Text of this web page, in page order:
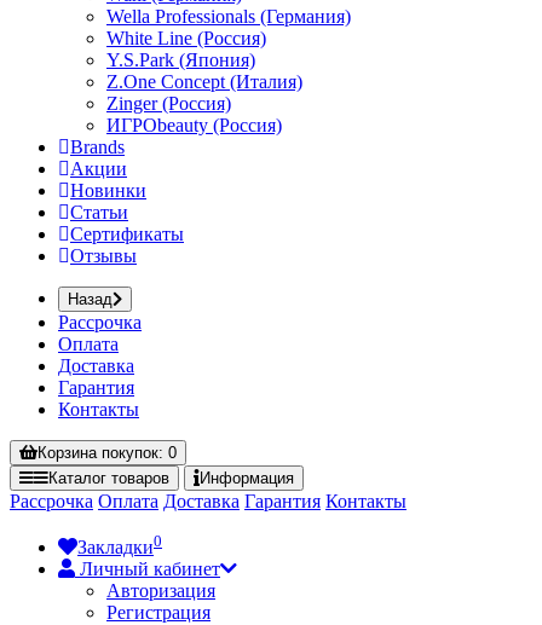
Wella Professionals (Германия)
White Line (Россия)
Y.S.Park (Япония)
Z.One Concept (Италия)
Zinger (Россия)
ИГРОbeauty (Россия)
Brands
Акции
Новинки
Статьи
Сертификаты
Отзывы
Назад
Рассрочка
Оплата
Доставка
Гарантия
Контакты
Корзинапокупок: 0
Каталог товаров Информация
Рассрочка Оплата Доставка Гарантия Контакты
Закладки0
Личный кабинет
Авторизация
Регистрация